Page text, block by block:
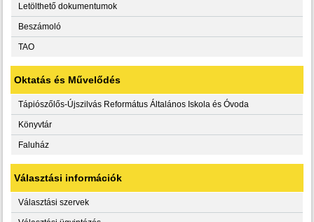
Letölthető dokumentumok
Beszámoló
TAO
Oktatás és Művelődés
Tápiószőlős-Újszilvás Református Általános Iskola és Óvoda
Könyvtár
Faluház
Választási információk
Választási szervek